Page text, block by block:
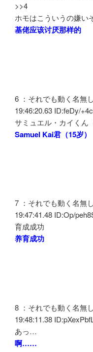
>>4
ホモはこういうの嫌い
基佬应该讨厌那样的
6 ：それでも動く名無
19:46:20.63 ID:feDy/
サミュエル・カイくん
Samuel Kai君（15岁）
7 ：それでも動く名無
19:47:41.48 ID:Op/
育成成功
养育成功
8 ：それでも動く名無
19:48:11.38
あっ…
啊……